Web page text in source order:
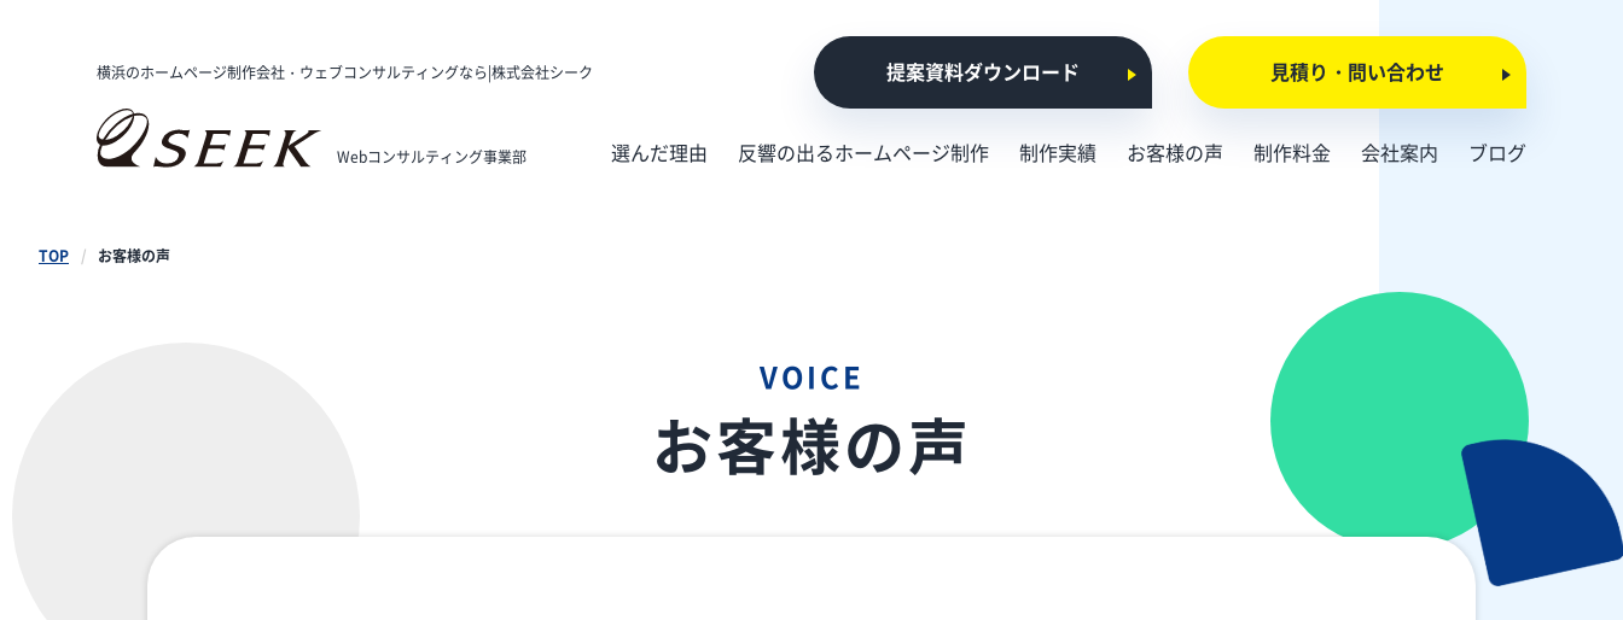
横浜のホームページ制作会社・ウェブコンサルティングなら|株式会社シーク 提案資料ダウンロード 見積り・問い合わせ
Webコンサルティング事業部 選んだ理由 反響の出るホームページ制作 制作実績 お客様の声 制作料金
会社案内
ブログ
TOP お客様の声
VOICE
お客様の声